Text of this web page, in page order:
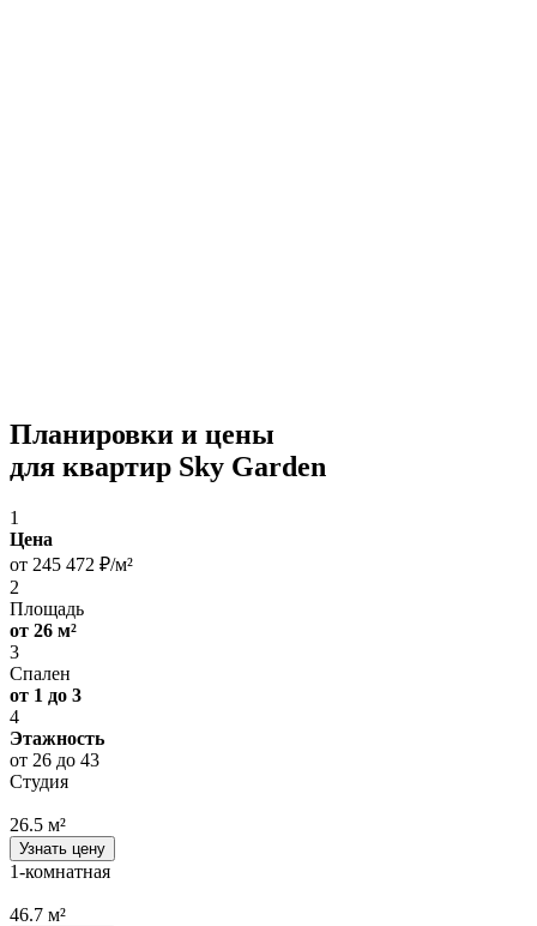
Планировки и цены
для квартир Sky Garden
1
Цена
от 245 472 ₽/м²
2
Площадь
от 26 м²
3
Спален
от 1 до 3
4
Этажность
от 26 до 43
Студия
26.5 м²
Узнать цену
1-комнатная
46.7 м²